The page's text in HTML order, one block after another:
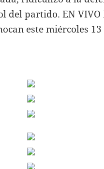
del partido. EN VIVO
este miércoles